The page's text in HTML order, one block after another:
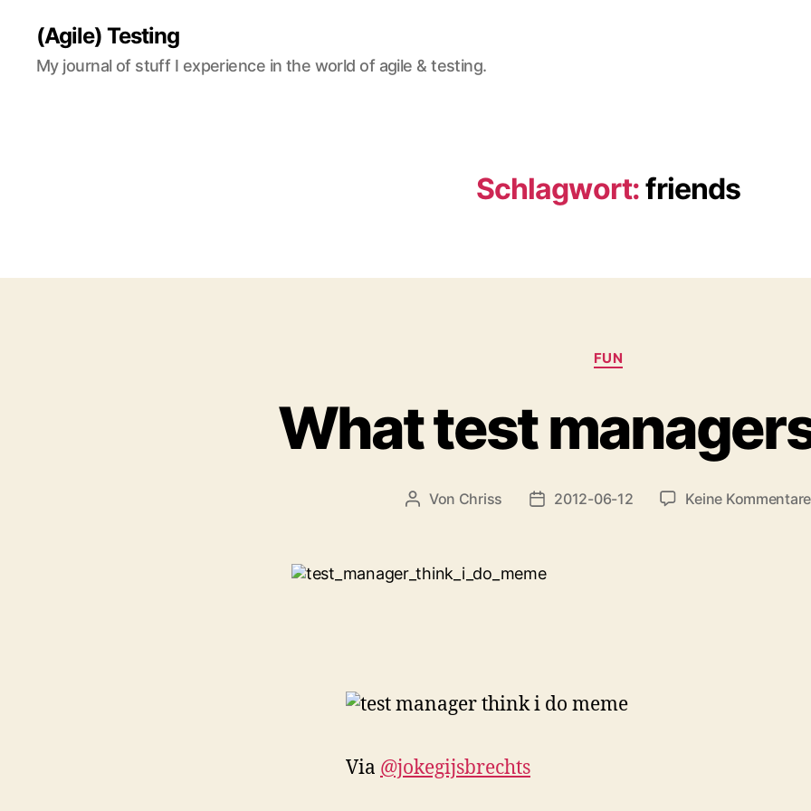
(Agile) Testing
My journal of stuff I experience in the world of agile & testing.
Schlagwort:friends
Kategorien
FUN
What test
Beitragsautor
Von Chriss Beitragsdatum
2012-06-12 Keine Kommentare
Via @jokegijsbrechts